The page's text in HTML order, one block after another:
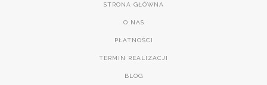
STRONA GŁÓWNA
O NAS
PŁATNOŚCI
TERMIN REALIZACJI
BLOG